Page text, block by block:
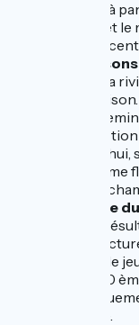
maisons à
Perrine et
cœur du
Les
compte la
d’une
sur le
au tourisme
en gîtes,
Le musée
2008 le
(pièces de
date du 10
Mayenne.